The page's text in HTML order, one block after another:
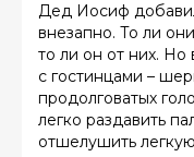
Дед Иосиф
внезапно. То ли
то ли он от них. Но
с гостинцами –
продолговатых
легко раздавить
отшелушить